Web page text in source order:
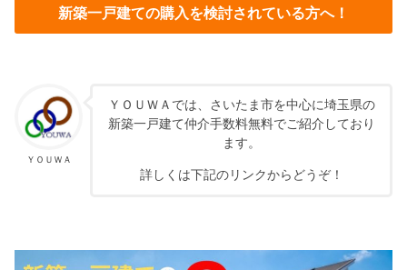
新築一戸建ての購入を検討されている方へ！
ＹＯＵＷＡ
ＹＯＵＷＡでは、さいたま市を中心に埼玉県の
新築一戸建て仲介手数料無料でご紹介しており
ます。
詳しくは下記のリンクからどうぞ！